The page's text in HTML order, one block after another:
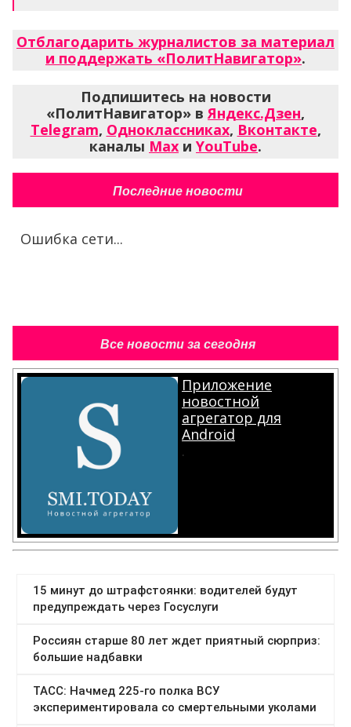
Отблагодарить журналистов за материал
и поддержать «ПолитНавигатор».
Подпишитесь на новости
«ПолитНавигатор» вЯндекс.Дзен,
Telegram, Одноклассниках, Вконтакте,
каналы Max и YouTube.
Последние новости
Ошибка сети...
Все новости за сегодня
Приложение
новостной
агрегатор для
Android
.